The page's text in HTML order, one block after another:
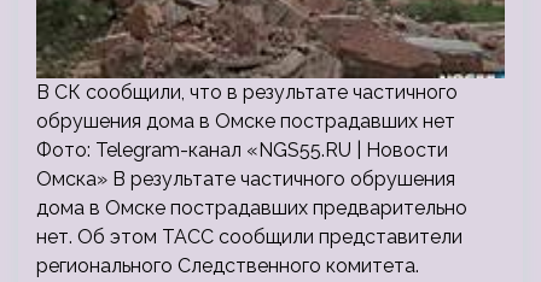
В СК сообщили, что в результате частичного
обрушения дома в Омске пострадавших нет
Фото: Telegram-канал «NGS55.RU | Новости
Омска» В результате частичного обрушения
дома в Омске пострадавших предварительно
нет. Об этом ТАСС сообщили представители
регионального Следственного комитета.